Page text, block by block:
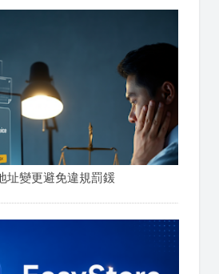
址變更避免違規罰鍰